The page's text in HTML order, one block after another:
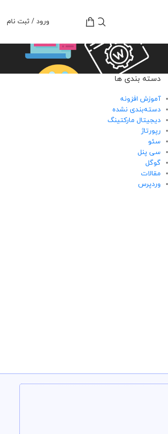
ورود / ثبت نام
دسته بندی ها
آموزش افزونه
دسته‌بندی نشده
دیجیتال مارکتینگ
رپورتاژ
سئو
سی پنل
گوگل
مقالات
وردپرس